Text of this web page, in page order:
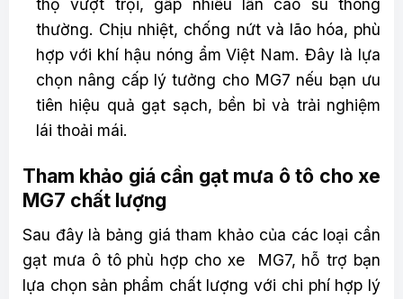
thọ vượt trội, gấp nhiều lần cao su thông
thường. Chịu nhiệt, chống nứt và lão hóa, phù
hợp với khí hậu nóng ẩm Việt Nam. Đây là lựa
chọn nâng cấp lý tưởng cho MG7 nếu bạn ưu
tiên hiệu quả gạt sạch, bền bỉ và trải nghiệm
lái thoải mái.
Tham khảo giá cần gạt mưa ô tô cho xe
MG7 chất lượng
Sau đây là bảng giá tham khảo của các loại cần
gạt mưa ô tô phù hợp cho xe MG7, hỗ trợ bạn
lựa chọn sản phẩm chất lượng với chi phí hợp lý